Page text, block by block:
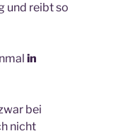
und reibt so
in
bei
nicht